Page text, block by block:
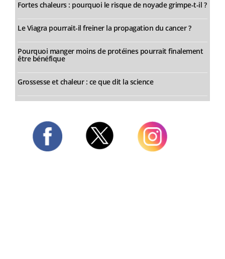
Fortes chaleurs : pourquoi le risque de noyade grimpe-t-il ?
Le Viagra pourrait-il freiner la propagation du cancer ?
Pourquoi manger moins de protéines pourrait finalement
être bénéfique
Grossesse et chaleur : ce que dit la science